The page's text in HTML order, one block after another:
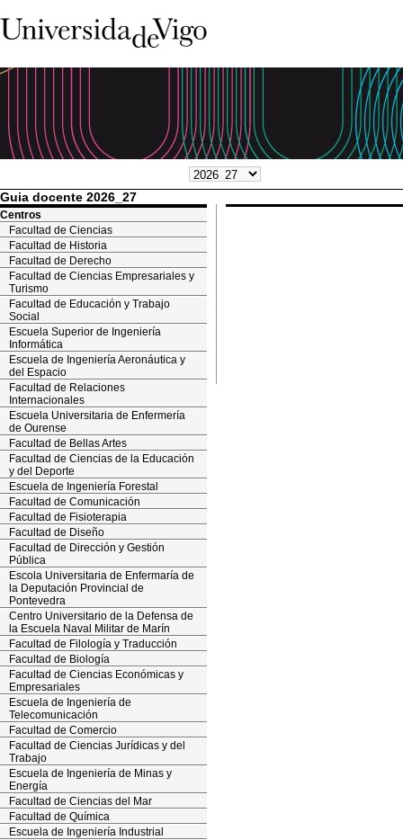
Guia docente 2026_27
Centros
Facultad de Ciencias
Facultad de Historia
Facultad de Derecho
Facultad de Ciencias Empresariales y
Turismo
Facultad de Educación y Trabajo
Social
Escuela Superior de Ingeniería
Informática
Escuela de Ingeniería Aeronáutica y
del Espacio
Facultad de Relaciones
Internacionales
Escuela Universitaria de Enfermería
de Ourense
Facultad de Bellas Artes
Facultad de Ciencias de la Educación
y del Deporte
Escuela de Ingeniería Forestal
Facultad de Comunicación
Facultad de Fisioterapia
Facultad de Diseño
Facultad de Dirección y Gestión
Pública
Escola Universitaria de Enfermaría de
la Deputación Provincial de
Pontevedra
Centro Universitario de la Defensa de
la Escuela Naval Militar de Marín
Facultad de Filología y Traducción
Facultad de Biología
Facultad de Ciencias Económicas y
Empresariales
Escuela de Ingeniería de
Telecomunicación
Facultad de Comercio
Facultad de Ciencias Jurídicas y del
Trabajo
Escuela de Ingeniería de Minas y
Energía
Facultad de Ciencias del Mar
Facultad de Química
Escuela de Ingeniería Industrial